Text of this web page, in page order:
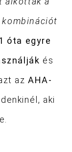
óta egyre
és
az AHA-
aki